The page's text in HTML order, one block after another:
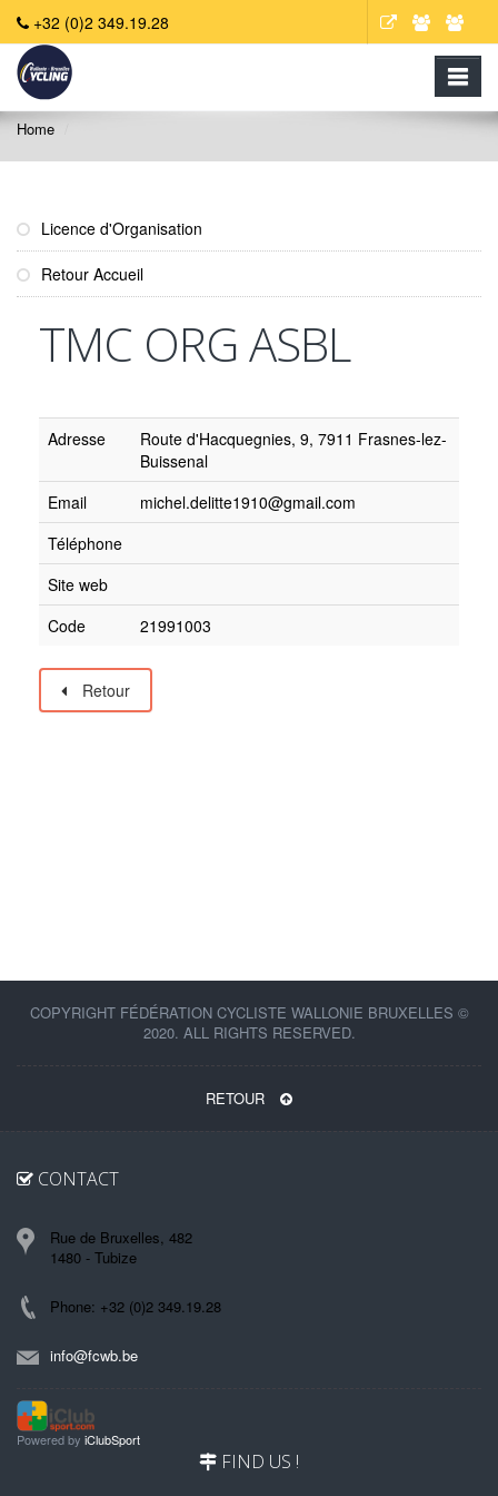
+32 (0)2 349.19.28
Home
Licence d'Organisation
Retour Accueil
TMC ORG ASBL
Adresse
Route d'Hacquegnies, 9, 7911 Frasnes-lez-
Buissenal
Email
michel.delitte1910@gmail.com
Téléphone
Site web
Code
21991003
Retour
COPYRIGHT FÉDÉRATION CYCLISTE WALLONIE BRUXELLES ©
2020. ALL RIGHTS RESERVED.
RETOUR
CONTACT
Rue de Bruxelles, 482
1480 - Tubize
Phone: +32 (0)2 349.19.28
info@fcwb.be
Powered by iClubSport
FIND US !